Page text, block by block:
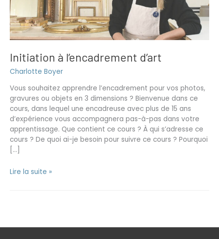
Initiation à l’encadrement d’art
Charlotte Boyer
Vous souhaitez apprendre l’encadrement pour vos photos,
gravures ou objets en 3 dimensions ? Bienvenue dans ce
cours, dans lequel une encadreuse avec plus de 15 ans
d’expérience vous accompagnera pas-à-pas dans votre
apprentissage. Que contient ce cours ? À qui s’adresse ce
cours ? De quoi ai-je besoin pour suivre ce cours ? Pourquoi
[…]
Lire la suite »